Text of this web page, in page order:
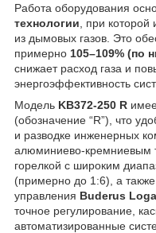
Работа оборудования
технологии , при
из дымовых газов. Это
примерно 105–109% (по
снижает расход газа и
энергоэффективность
Модель KB372-250 R
(обозначение “R”), что
и разводке инженерных
алюминиево-кремниевым
горелкой с широким
(примерно до 1:6), а
управления Buderus
точное регулирование,
автоматизированные